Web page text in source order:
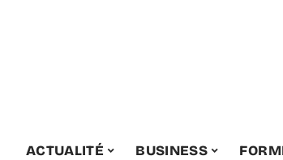
ACTUALITÉ BUSINESS